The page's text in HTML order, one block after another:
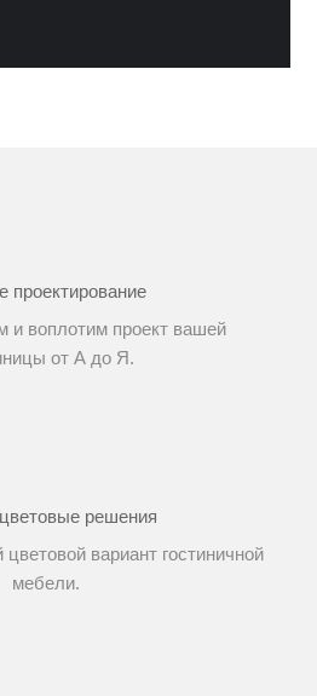
проектирование
и воплотим проект вашей
от А до Я.
решения
вариант гостиничной
мебели.